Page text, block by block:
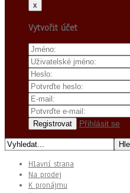
x
Vytvořit účet
Přihlásit se
Hlavní strana
Na prodej
K pronájmu